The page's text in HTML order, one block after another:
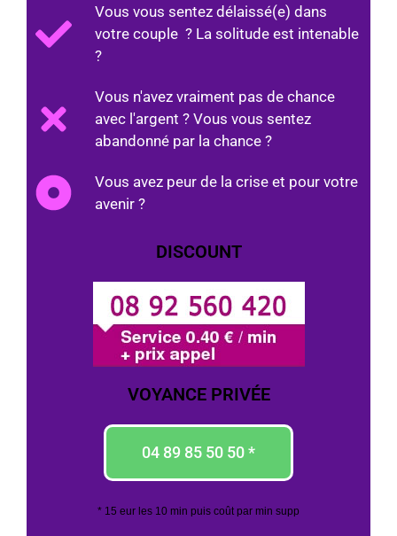
Vous vous sentez délaissé(e) dans
votre couple ? La solitude est intenable
?
Vous n'avez vraiment pas de chance
avec l'argent ? Vous vous sentez
abandonné par la chance ?
Vous avez peur de la crise et pour votre
avenir ?
DISCOUNT
VOYANCE PRIVÉE
04 89 85 50 50 *
* 15 eur les 10 min puis coût par min supp